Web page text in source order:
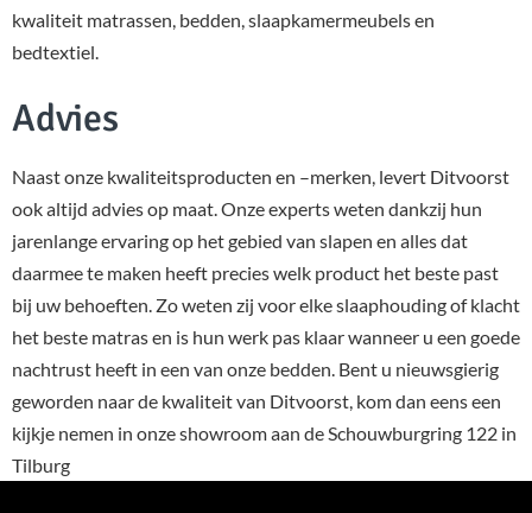
kwaliteit matrassen, bedden, slaapkamermeubels en
bedtextiel.
Advies
Naast onze kwaliteitsproducten en –merken, levert Ditvoorst
ook altijd advies op maat. Onze experts weten dankzij hun
jarenlange ervaring op het gebied van slapen en alles dat
daarmee te maken heeft precies welk product het beste past
bij uw behoeften. Zo weten zij voor elke slaaphouding of klacht
het beste matras en is hun werk pas klaar wanneer u een goede
nachtrust heeft in een van onze bedden. Bent u nieuwsgierig
geworden naar de kwaliteit van Ditvoorst, kom dan eens een
kijkje nemen in onze showroom aan de Schouwburgring 122 in
Tilburg